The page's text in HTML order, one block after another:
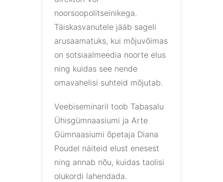
noorsoopolitseinikega.
Täiskasvanutele jääb sageli
arusaamatuks, kui mõjuvõimas
on sotsiaalmeedia noorte elus
ning kuidas see nende
omavahelisi suhteid mõjutab.
Veebiseminaril toob Tabasalu
Ühisgümnaasiumi ja Arte
Gümnaasiumi õpetaja Diana
Poudel näiteid elust enesest
ning annab nõu, kuidas taolisi
olukordi lahendada.